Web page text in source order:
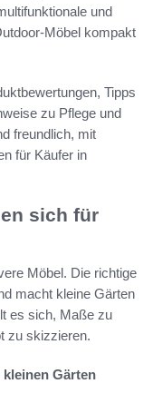
und
Möbel kompakt
Tipps
zu Pflege und
freundlich, mit
für Käufer in
sich für
Möbel. Die richtige
macht kleine Gärten
es sich, Maße zu
zu skizzieren.
Gärten